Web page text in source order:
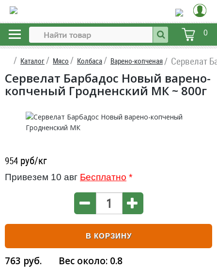
0
Каталог Мясо Колбаса Варено-копченая Сервелат
Сервелат Барбадос Новый варено-
копченый Гродненский МК ~ 800г
954 руб/кг
Привезем 10 авг Бесплатно *
В КОРЗИНУ
763 руб. Вес около: 0.8